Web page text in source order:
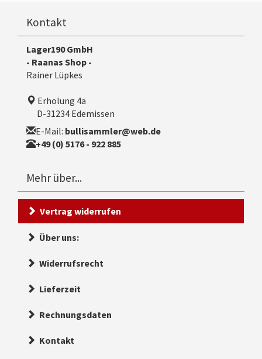
Kontakt
Lager190 GmbH
- Raanas Shop -
Rainer Lüpkes
Erholung 4a
D-31234 Edemissen
E-Mail: bullisammler@web.de
+49 (0) 5176 - 922 885
Mehr über...
Vertrag widerrufen
Über uns:
Widerrufsrecht
Lieferzeit
Rechnungsdaten
Kontakt